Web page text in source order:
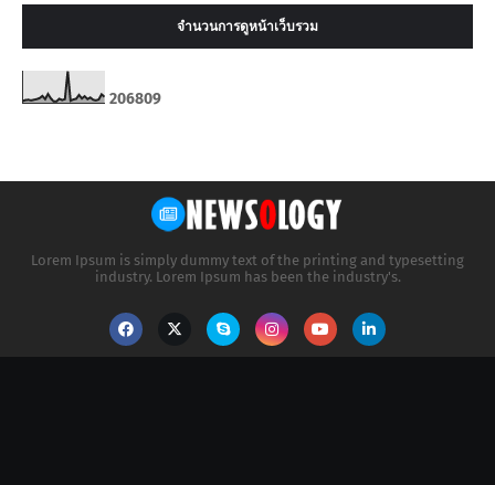
จำนวนการดูหน้าเว็บรวม
206809
Lorem Ipsum is simply dummy text of the printing and typesetting
industry. Lorem Ipsum has been the industry's.